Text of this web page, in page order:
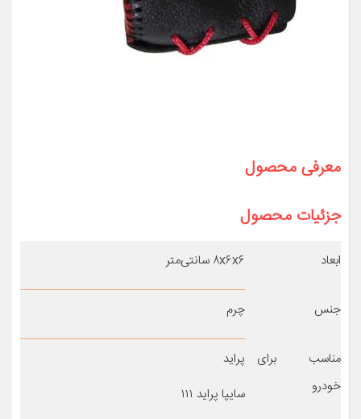
معرفی محصول
جزئیات محصول
ابعاد ۸x۶x۶ سانتی‌متر
جنس چرم
مناسب برای
خودرو
پراید
سایپا پراید ۱۱۱